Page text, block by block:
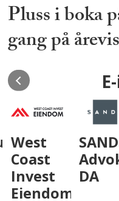
Pluss i boka
gang på årevis
West
Coast
Invest
Eiendom
DA